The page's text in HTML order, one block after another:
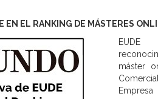
EN EL RANKING DE MÁSTERES
EUDE
máster